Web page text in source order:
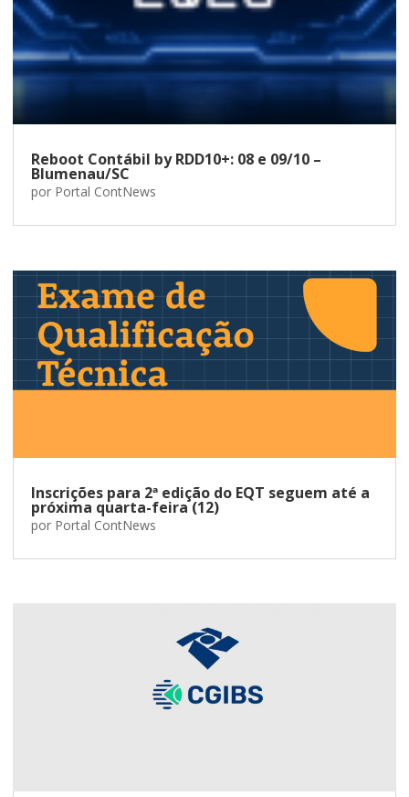
Reboot Contábil by RDD10+: 08 e 09/10 –
Blumenau/SC
por Portal ContNews
Inscrições para 2ª edição do EQT seguem até a
próxima quarta-feira (12)
por Portal ContNews